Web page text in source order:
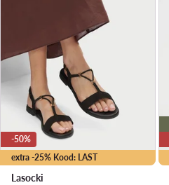
extra -25% Kood: LAST
-50%
Lasocki